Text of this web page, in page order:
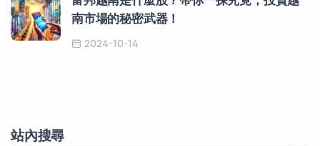
南市場的秘密武器！
2024-10-14
站內搜尋